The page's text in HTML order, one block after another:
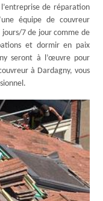
de réparation
équipe de couvreur
7 de jour comme de
et dormir en paix
seront à l’œuvre pour
à Dardagny, vous